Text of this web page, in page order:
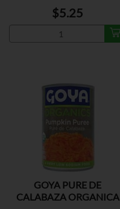
$5.25
GOYA PURE DE
CALABAZA ORGANICA